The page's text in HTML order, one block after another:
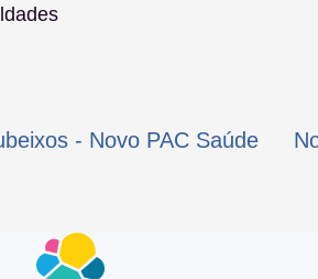
- Novo PAC Saúde